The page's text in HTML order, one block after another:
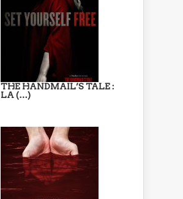
THE HANDMAIL’S TALE :
LA (…)